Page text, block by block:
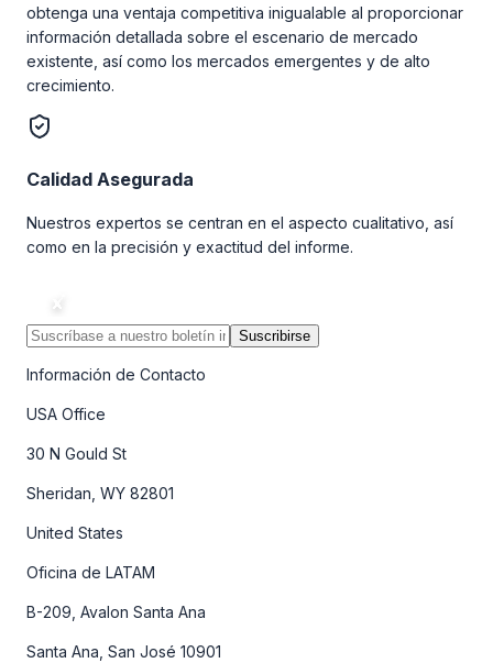
obtenga una ventaja competitiva inigualable al proporcionar
información detallada sobre el escenario de mercado
existente, así como los mercados emergentes y de alto
crecimiento.
Calidad Asegurada
Nuestros expertos se centran en el aspecto cualitativo, así
como en la precisión y exactitud del informe.
Suscribirse
Información de Contacto
USA Office
30 N Gould St
Sheridan, WY 82801
United States
Oficina de LATAM
B-209, Avalon Santa Ana
Santa Ana, San José 10901